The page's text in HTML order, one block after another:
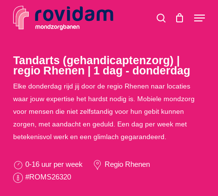
search
Menu
Tandarts (gehandicaptenzorg) |
regio Rhenen | 1 dag - donderdag
Elke donderdag rijd jij door de regio Rhenen naar locaties
waar jouw expertise het hardst nodig is. Mobiele mondzorg
voor mensen die niet zelfstandig voor hun gebit kunnen
zorgen, met aandacht en geduld. Een dag per week met
betekenisvol werk en een glimlach gegarandeerd.
0-16 uur per week
Regio Rhenen
#ROMS26320